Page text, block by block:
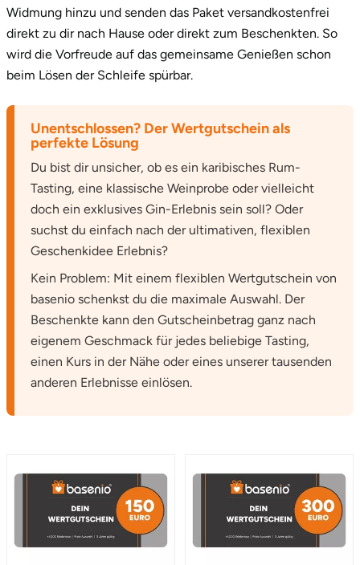
Widmung hinzu und senden das Paket versandkostenfrei
direkt zu dir nach Hause oder direkt zum Beschenkten. So
wird die Vorfreude auf das gemeinsame Genießen schon
beim Lösen der Schleife spürbar.
Unentschlossen? Der Wertgutschein als
perfekte Lösung
Du bist dir unsicher, ob es ein karibisches Rum-
Tasting, eine klassische Weinprobe oder vielleicht
doch ein exklusives Gin-Erlebnis sein soll? Oder
suchst du einfach nach der ultimativen, flexiblen
Geschenkidee Erlebnis?
Kein Problem: Mit einem flexiblen Wertgutschein von
basenio schenkst du die maximale Auswahl. Der
Beschenkte kann den Gutscheinbetrag ganz nach
eigenem Geschmack für jedes beliebige Tasting,
einen Kurs in der Nähe oder eines unserer tausenden
anderen Erlebnisse einlösen.